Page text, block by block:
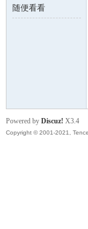
随便看看
Powered by Discuz! X3.4
Copyright © 2001-2021,